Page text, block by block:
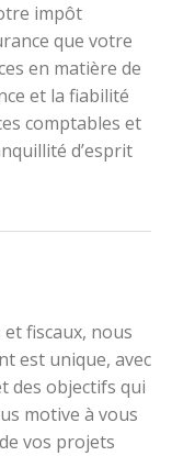
impôt
que votre
en matière de
et la fiabilité
comptables et
d’esprit
fiscaux, nous
est unique, avec
des objectifs qui
motive à vous
vos projets